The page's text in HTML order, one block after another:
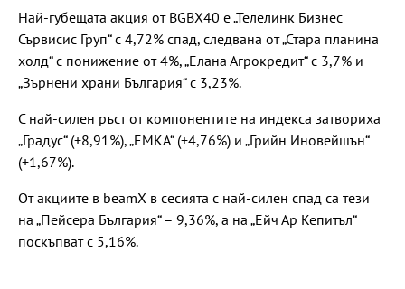
Най-губещата акция от BGBX40 е „Телелинк Бизнес
Сървисис Груп“ с 4,72% спад, следвана от „Стара планина
холд“ с понижение от 4%, „Елана Агрокредит“ с 3,7% и
„Зърнени храни България“ с 3,23%.
С най-силен ръст от компонентите на индекса затвориха
„Градус“ (+8,91%), „ЕМКА“ (+4,76%) и „Грийн Иновейшън“
(+1,67%).
От акциите в beamX в сесията с най-силен спад са тези
на „Пейсера България“ – 9,36%, а на „Ейч Ар Кепитъл“
поскъпват с 5,16%.